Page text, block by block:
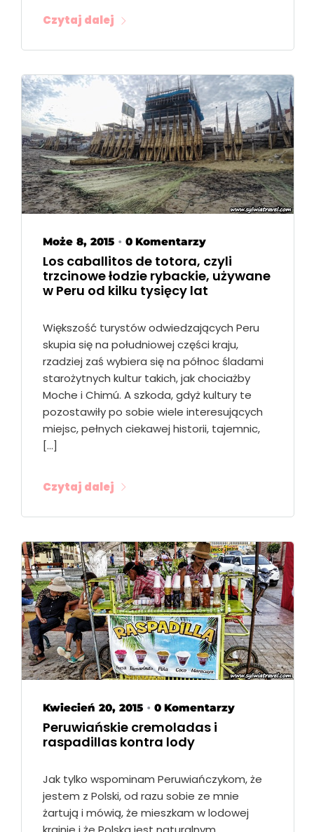
Czytaj dalej
Może 8, 2015 • 0 Komentarzy
Los caballitos de totora, czyli
trzcinowe łodzie rybackie, używane
w Peru od kilku tysięcy lat
Większość turystów odwiedzających Peru
skupia się na południowej części kraju,
rzadziej zaś wybiera się na północ śladami
starożytnych kultur takich, jak chociażby
Moche i Chimú. A szkoda, gdyż kultury te
pozostawiły po sobie wiele interesujących
miejsc, pełnych ciekawej historii, tajemnic,
[…]
Czytaj dalej
Kwiecień 20, 2015 • 0 Komentarzy
Peruwiańskie cremoladas i
raspadillas kontra lody
Jak tylko wspominam Peruwiańczykom, że
jestem z Polski, od razu sobie ze mnie
żartują i mówią, że mieszkam w lodowej